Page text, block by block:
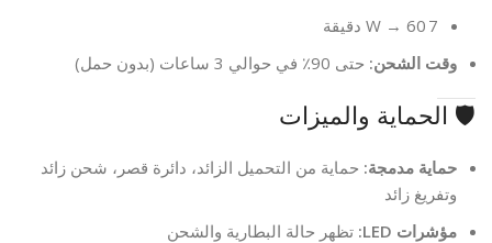
7 W → 60 دقيقة
وقت الشحن: حتى 90٪ في حوالي 3 ساعات (بدون حمل)
🛡️ الحماية والميزات
حماية مدمجة: حماية من التحميل الزائد، دائرة قصر، شحن زائد
وتفريغ زائد
مؤشرات LED:
تظهر حالة البطارية والشحن